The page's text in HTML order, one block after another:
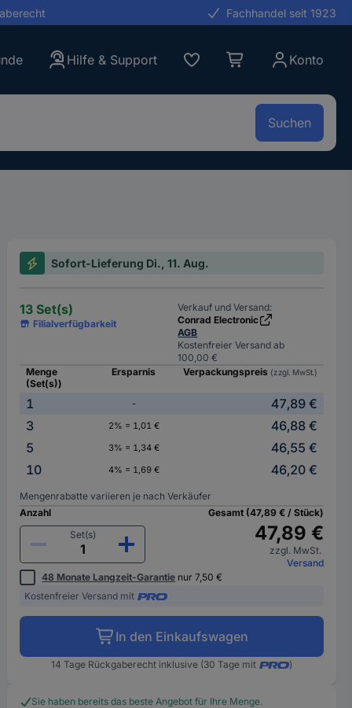
Fachhandel seit 1923
Hilfe & Support Konto
Suchen
Sofort-Lieferung Di., 11. Aug.
13 Set(s)
Filialverfügbarkeit
Verkauf und Versand:
Conrad Electronic
AGB
Kostenfreier Versand ab
100,00 €
Menge
(Set(s))
Ersparnis Verpackungspreis (zzgl. MwSt.)
1 -
47,89 €
3
2% = 1,01 €
46,88 €
5
3% = 1,34 €
46,55 €
10
4% = 1,69 € 46,20 €
Mengenrabatte variieren je nach Verkäufer
Anzahl
Set(s)
Gesamt (47,89 € / Stück)
47,89 €
zzgl. MwSt.
Versand
48 Monate Langzeit-Garantie nur 7,50 €
Kostenfreier Versand mit
In den Einkaufswagen
14 Tage Rückgaberecht inklusive (30 Tage mit )
Sie haben bereits das beste Angebot für Ihre Menge.